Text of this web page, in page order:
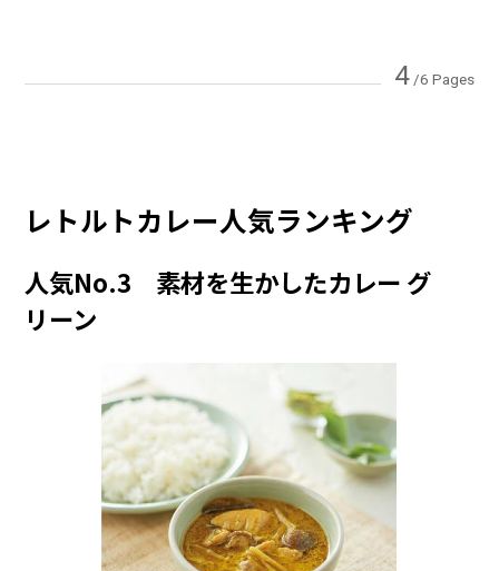
4/6 Pages
レトルトカレー人気ランキング
人気No.3 素材を生かしたカレー グ
リーン